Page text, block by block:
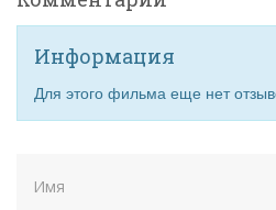
Информация
Для этого фильма еще нет